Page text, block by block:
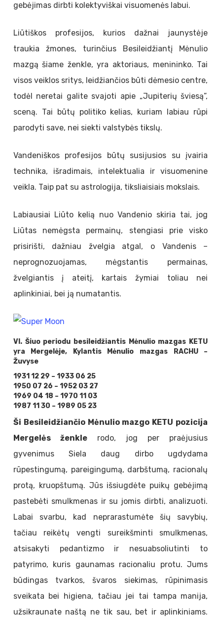
gebėjimas dirbti kolektyviškai visuomenės labui.
Liūtiškos profesijos, kurios dažnai jaunystėje
traukia žmones, turinčius Besileidžiantį Mėnulio
mazgą šiame ženkle, yra aktoriaus, menininko. Tai
visos veiklos sritys, leidžiančios būti dėmesio centre,
todėl neretai galite svajoti apie „Jupiterių šviesą”,
sceną. Tai būtų politiko kelias, kuriam labiau rūpi
parodyti save, nei siekti valstybės tikslų.
Vandeniškos profesijos būtų susijusios su įvairia
technika, išradimais, intelektualia ir visuomenine
veikla. Taip pat su astrologija, tiksliaisiais mokslais.
Labiausiai Liūto kelią nuo Vandenio skiria tai, jog
Liūtas nemėgsta permainų, stengiasi prie visko
prisirišti, dažniau žvelgia atgal, o Vandenis –
neprognozuojamas, mėgstantis permainas,
žvelgiantis į ateitį, kartais žymiai toliau nei
aplinkiniai, bei ją numatantis.
VI. Šiuo periodu besileidžiantis Mėnulio mazgas KETU
yra Mergelėje, Kylantis Mėnulio mazgas RACHU –
Žuvyse
1931 12 29 – 1933 06 25
1950 07 26 – 1952 03 27
1969 04 18 – 1970 11 03
1987 11 30 – 1989 05 23
Ši Besileidžiančio Mėnulio mazgo KETU pozicija
Mergelės ženklerodo, jog per praėjusius
gyvenimus Siela daug dirbo ugdydama
rūpestingumą, pareigingumą, darbštumą, racionalų
protą, kruopštumą. Jūs išsiugdėte puikų gebėjimą
pastebėti smulkmenas ir su jomis dirbti, analizuoti.
Labai svarbu, kad neprarastumėte šių savybių,
tačiau reikėtų vengti sureikšminti smulkmenas,
atsisakyti pedantizmo ir nesuabsoliutinti to
patyrimo, kuris gaunamas racionaliu protu. Jums
būdingas tvarkos, švaros siekimas, rūpinimasis
sveikata bei higiena, tačiau jei tai tampa manija,
užsikraunate naštą ne tik sau, bet ir aplinkiniams.